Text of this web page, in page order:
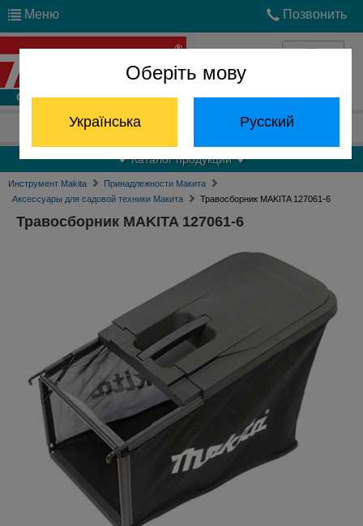
Оберіть мову
Українська Русский
Меню Позвонить
Войти
Отдел запчастей: (068) 824-24-24
Каталог продукции
Инструмент Makita
Принадлежности Макита
Аксессуары для садовой техники Макита
Травосборник MAKITA 127061-6
Травосборник MAKITA 127061-6